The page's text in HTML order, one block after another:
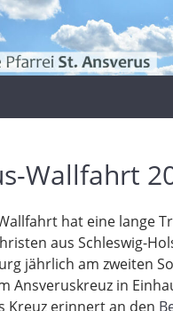
Wallfahrt
hat eine lange
aus Schleswig-
jährlich am zweiten
Ansveruskreuz in
Kreuz erinnert an den